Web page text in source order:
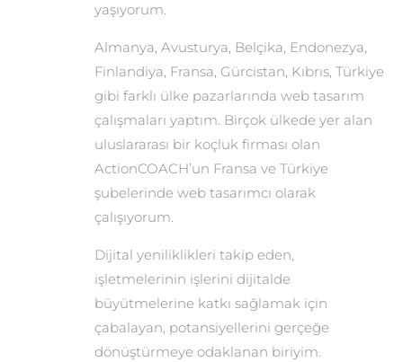
yaşıyorum.
Almanya, Avusturya, Belçika, Endonezya,
Finlandiya, Fransa, Gürcistan, Kıbrıs, Türkiye
gibi farklı ülke pazarlarında web tasarım
çalışmaları yaptım. Birçok ülkede yer alan
uluslararası bir koçluk firması olan
ActionCOACH’un Fransa ve Türkiye
şubelerinde web tasarımcı olarak
çalışıyorum.
Dijital yeniliklikleri takip eden,
işletmelerinin işlerini dijitalde
büyütmelerine katkı sağlamak için
çabalayan, potansiyellerini gerçeğe
dönüştürmeye odaklanan biriyim.